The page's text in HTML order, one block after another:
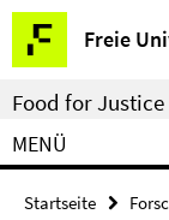
Springe
direkt
zu
Inhalt
Freie
Service-
Navigation
Food for Justice
MENÜ
Startseite